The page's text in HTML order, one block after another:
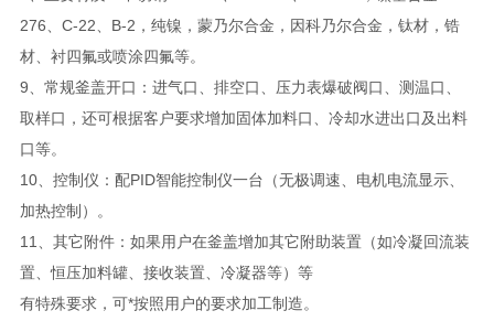
276、C-22、B-2，纯镍，蒙乃尔合金，因科乃尔合金，钛材，锆
材、衬四氟或喷涂四氟等。
9、常规釜盖开口：进气口、排空口、压力表爆破阀口、测温口、
取样口，还可根据客户要求增加固体加料口、冷却水进出口及出料
口等。
10、控制仪：配PID智能控制仪一台（无极调速、电机电流显示、
加热控制）。
11、其它附件：如果用户在釜盖增加其它附助装置（如冷凝回流装
置、恒压加料罐、接收装置、冷凝器等）等
有特殊要求，可*按照用户的要求加工制造。